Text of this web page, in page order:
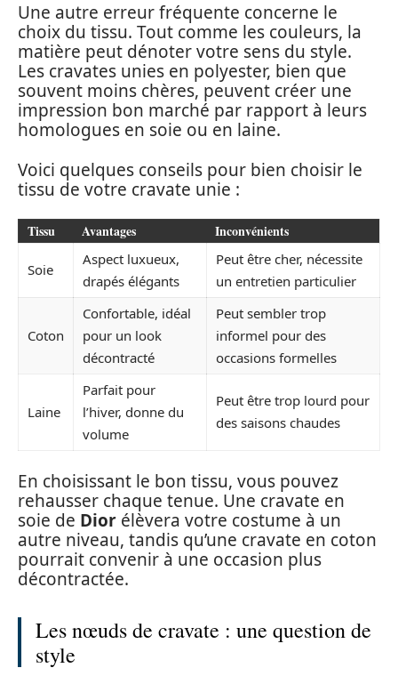
Une autre erreur fréquente concerne le
choix du tissu. Tout comme les couleurs, la
matière peut dénoter votre sens du style.
Les cravates unies en polyester, bien que
souvent moins chères, peuvent créer une
impression bon marché par rapport à leurs
homologues en soie ou en laine.
Voici quelques conseils pour bien choisir le
tissu de votre cravate unie :
Tissu Avantages Inconvénients
Soie
Aspect luxueux,
drapés élégants
Peut être cher, nécessite
un entretien particulier
Coton
Confortable, idéal
pour un look
décontracté
Peut sembler trop
informel pour des
occasions formelles
Laine
Parfait pour
l’hiver, donne du
volume
Peut être trop lourd pour
des saisons chaudes
En choisissant le bon tissu, vous pouvez
rehausser chaque tenue. Une cravate en
soie de Dior élèvera votre costume à un
autre niveau, tandis qu’une cravate en coton
pourrait convenir à une occasion plus
décontractée.
Les nœuds de cravate : une question de
style